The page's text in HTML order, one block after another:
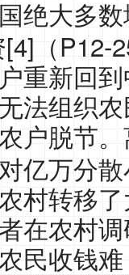
绝大多
[4]（P12-
重新回
法组织
户脱节
亿万分
村转移
在农村
民收钱